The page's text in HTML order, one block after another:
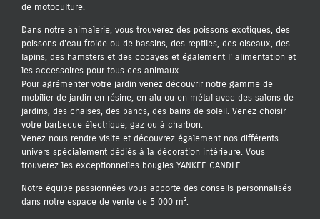
de motoculture.
Dans notre animalerie, vous trouverez des poissons exotiques, des
poissons d'eau froide ou de bassins, des reptiles, des oiseaux, des
lapins, des hamsters et des cobayes et également l' alimentation et
les accessoires pour tous ces animaux.
Pour agrémenter votre jardin venez découvrir notre gamme de
mobilier de jardin en résine, en alu ou en métal avec des salons de
jardins, des chaises, des bancs, des bains de soleil. Venez choisir
votre barbecue électrique, gaz ou à charbon.
Venez nous rendre visite et découvrez également nos différents
univers spécialement dédiés à la décoration intérieure. Vous
trouverez les exceptionnelles bougies YANKEE CANDLE.
Notre équipe passionnées vous apporte des conseils personnalisés
dans notre espace de vente de 5 000 m².